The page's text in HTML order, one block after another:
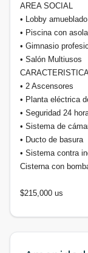
AREA SOCIAL
• Lobby amueblado
• Piscina con
• Gimnasio
• Salón Multiusos
• 2 Ascensores
• Planta eléctrica
• Seguridad 24
• Sistema de
• Ducto de basura
• Sistema contra
Cisterna con
$215,000 us